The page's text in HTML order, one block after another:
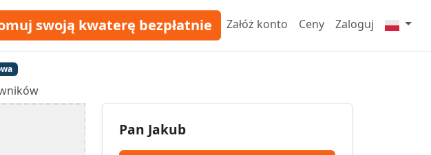
swoją kwaterę bezpłatnie Załóż konto Ceny Zaloguj
Pan Jakub